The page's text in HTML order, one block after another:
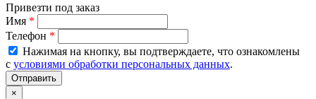
Привезти под заказ
Имя *
Телефон *
Нажимая на кнопку, вы подтверждаете, что ознакомлены
с условиями обработки персональных данных.
×